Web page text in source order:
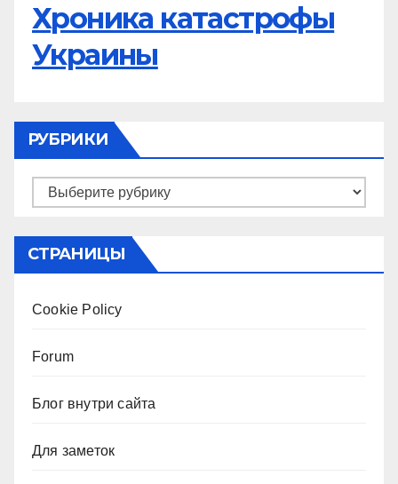
Хроника катастрофы
Украины
РУБРИКИ
Рубрики
СТРАНИЦЫ
Cookie Policy
Forum
Блог внутри сайта
Для заметок